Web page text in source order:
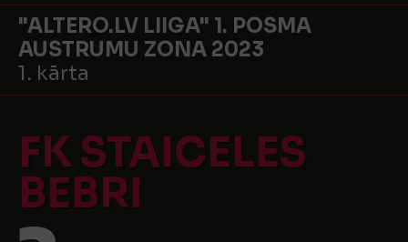
"ALTERO.LV LIIGA" 1. POSMA
AUSTRUMU ZONA 2023
1. kārta
FK STAICELES
BEBRI